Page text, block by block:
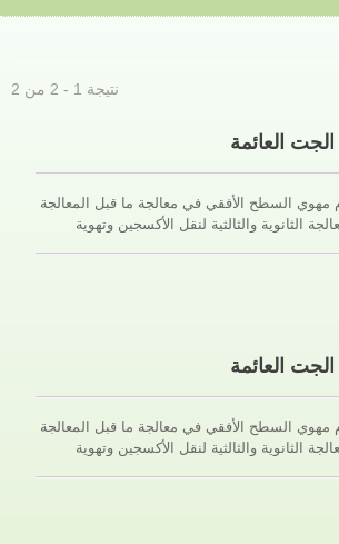
نتيجة 1 - 2 من 2
العائمة
السطح الأفقي في معالجة ما قبل المعالجة
الثانوية والثالثية لنقل الأكسجين وتهوية
العائمة
السطح الأفقي في معالجة ما قبل المعالجة
الثانوية والثالثية لنقل الأكسجين وتهوية